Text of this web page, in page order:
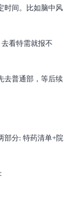
时间。比如脑中风
看特需就报不
去普通部，等后续
部分: 特药清单+院